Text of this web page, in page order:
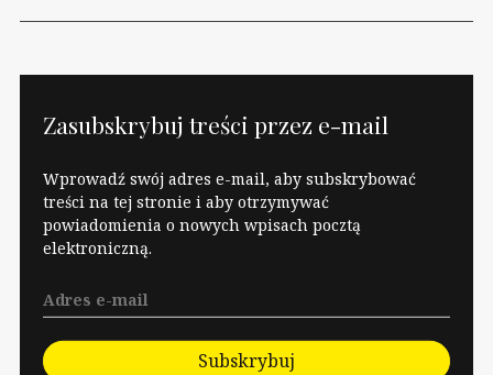
Zasubskrybuj treści przez e-mail
Wprowadź swój adres e-mail, aby subskrybować
treści na tej stronie i aby otrzymywać
powiadomienia o nowych wpisach pocztą
elektroniczną.
Subskrybuj